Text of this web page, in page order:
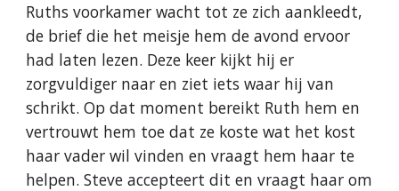
Ruths voorkamer wacht tot ze zich aankleedt,
de brief die het meisje hem de avond ervoor
had laten lezen. Deze keer kijkt hij er
zorgvuldiger naar en ziet iets waar hij van
schrikt. Op dat moment bereikt Ruth hem en
vertrouwt hem toe dat ze koste wat het kost
haar vader wil vinden en vraagt hem haar te
helpen. Steve accepteert dit en vraagt haar om